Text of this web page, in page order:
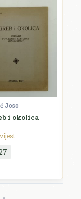
Joso
i okolica